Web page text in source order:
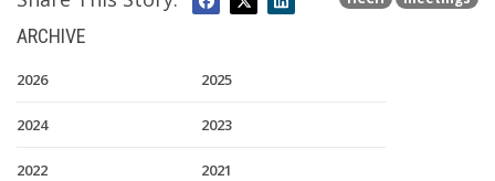
ARCHIVE
2026 2025
2024 2023
2022 2021